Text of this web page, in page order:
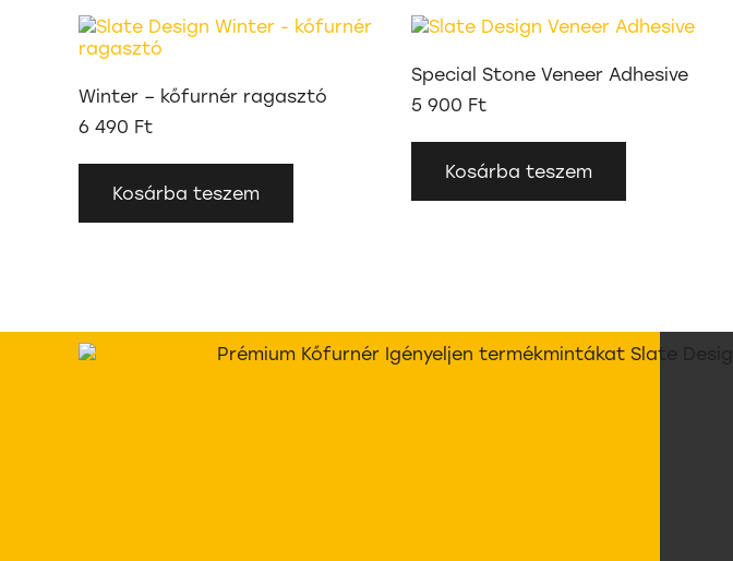
Winter – kőfurnér ragasztó
6 490 Ft
Kosárba teszem
Special Stone Veneer Adhesive
5 900 Ft
Kosárba teszem